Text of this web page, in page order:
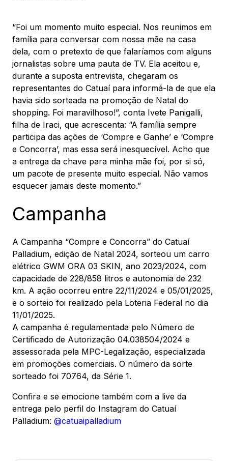
“Foi um momento muito especial. Nos reunimos em
família para conversar com nossa mãe na casa
dela, com o pretexto de que falaríamos com alguns
jornalistas sobre uma pauta de TV. Ela aceitou e,
durante a suposta entrevista, chegaram os
representantes do Catuaí para informá-la de que ela
havia sido sorteada na promoção de Natal do
shopping. Foi maravilhoso!”, conta Ivete Panigalli,
filha de Iraci, que acrescenta: “A família sempre
participa das ações de ‘Compre e Ganhe’ e ‘Compre
e Concorra’, mas essa será inesquecível. Acho que
a entrega da chave para minha mãe foi, por si só,
um pacote de presente muito especial. Não vamos
esquecer jamais deste momento.”
Campanha
A Campanha “Compre e Concorra” do Catuaí
Palladium, edição de Natal 2024, sorteou um carro
elétrico GWM ORA 03 SKIN, ano 2023/2024, com
capacidade de 228/858 litros e autonomia de 232
km. A ação ocorreu entre 22/11/2024 e 05/01/2025,
e o sorteio foi realizado pela Loteria Federal no dia
11/01/2025.
A campanha é regulamentada pelo Número de
Certificado de Autorização 04.038504/2024 e
assessorada pela MPC-Legalização, especializada
em promoções comerciais. O número da sorte
sorteado foi 70764, da Série 1.
Confira e se emocione também com a live da
entrega pelo perfil do Instagram do Catuaí
Palladium: @catuaipalladium